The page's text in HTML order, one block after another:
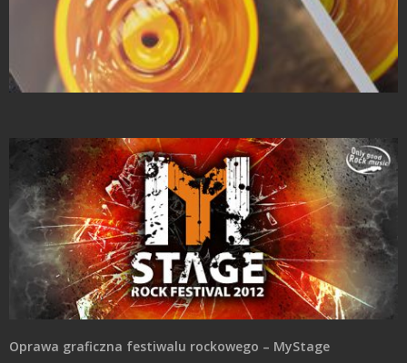
Oprawa graficzna festiwalu rockowego – MyStage